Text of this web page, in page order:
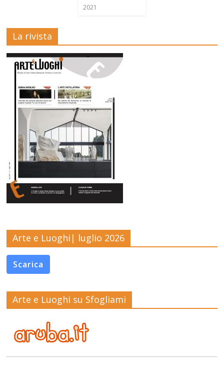
2021
La rivista
Arte e Luoghi| luglio 2026
Scarica
Arte e Luoghi su Sfogliami